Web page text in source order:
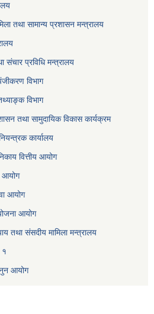
तथा सामान्य प्रशासन मन्त्रालय
संचार प्रविधि मन्त्रालय
विभाग
विभाग
तथा सामुदायिक विकास कार्यक्रम
कार्यालय
वित्तीय आयोग
आयोग
आयोग
आयोग
तथा संसदीय मामिला मन्त्रालय
१
आयोग